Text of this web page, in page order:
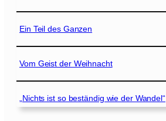
Ein Teil des Ganzen
Vom Geist der Weihnacht
„Nichts ist so beständig wie der Wandel“